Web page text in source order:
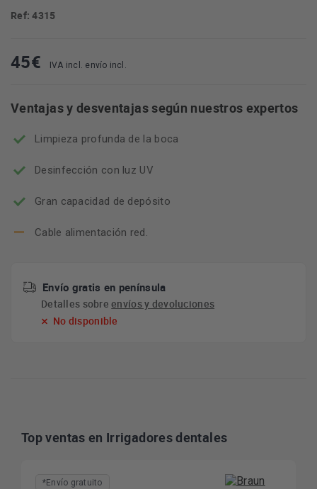
Ref: 4315
45€ IVA incl. envío incl.
Ventajas y desventajas según nuestros expertos
Limpieza profunda de la boca
Desinfección con luz UV
Gran capacidad de depósito
Cable alimentación red.
Envío gratis en península
Detalles sobreenvíos y devoluciones
No disponible
Top ventas en Irrigadores dentales
*Envío gratuito